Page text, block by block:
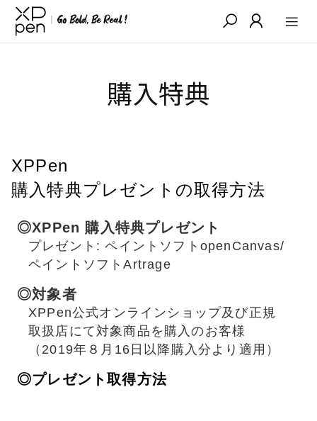
購入特典
XPPen
購入特典プレゼントの取得方法
◎XPPen 購入特典プレゼント
プレゼント: ペイントソフトopenCanvas/
ペイントソフトArtrage
◎対象者
XPPen公式オンラインショップ及び正規
取扱店にて対象商品を購入のお客様
（2019年８月16日以降購入分より適用）
◎プレゼント取得方法